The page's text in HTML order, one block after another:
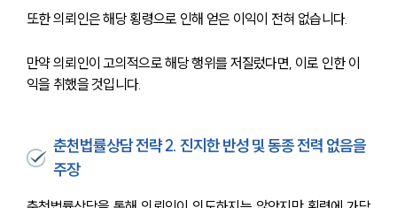
또한 의뢰인은 해당 횡령으로 인해 얻은 이익이 전혀 없습니다.
만약 의뢰인이 고의적으로 해당 행위를 저질렀다면, 이로 인한 이
익을 취했을 것입니다.
춘천법률상담 전략 2. 진지한 반성 및 동종 전력 없음을
주장